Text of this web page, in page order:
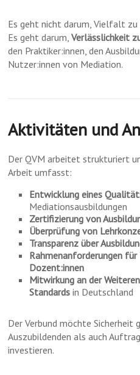
Es geht nicht darum, Vielfalt zu
Es geht darum,Verlässlichkeit
den Praktiker:innen, den
Nutzer:innen von Mediation.
Aktivitäten und
Der QVM arbeitet strukturiert
Arbeit umfasst:
Entwicklung eines
Mediationsausbildungen
Zertifizierung von
Überprüfung von
Transparenz über
Rahmenanforderungen für
Dozent:innen
Mitwirkung an der
Standards in Deutschland
Der Verbund möchte Sicherheit
Auszubildenden als auch
investieren.